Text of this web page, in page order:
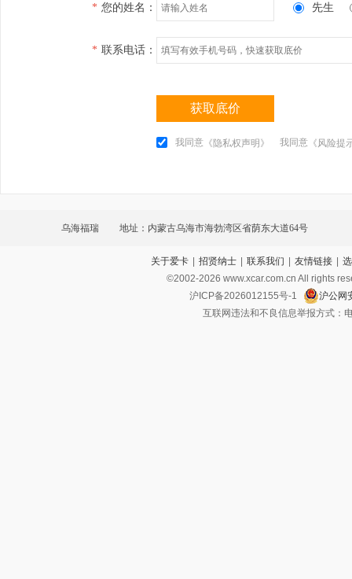
* 您的姓名： 先生
* 联系电话：
获取底价
我同意 《隐私权声明》 我同意 《风险提
乌海福瑞 地址：内蒙古乌海市海勃湾区省荫东大道64号
关于爱卡 | 招贤纳士 | 联系我们 | 友情链接 |
©2002-2026 www.xcar.com.cn All rights
沪ICP备2026012155号-1
沪公网
互联网违法和不良信息举报方式：